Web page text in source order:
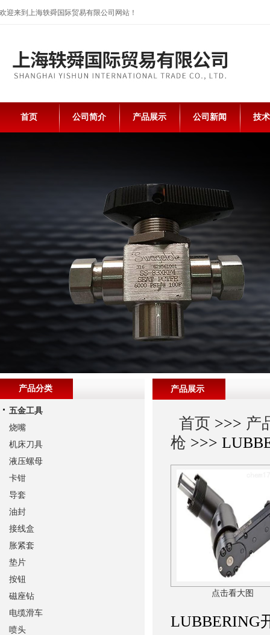
欢迎来到上海轶舜国际贸易有限公司网站！
首页 公司简介 产品展示 公司新闻 技
产品展示
首页 >>> 产
枪 >>>
点击看大图
LUBBERING
产品分类
五金工具
烧嘴
机床刀具
液压螺母
卡钳
导套
油封
接线盒
胀紧套
垫片
按钮
磁座钻
电缆滑车
喷头